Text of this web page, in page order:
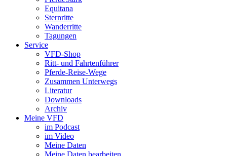
Equitana
Sternritte
Wanderritte
Tagungen
Service
VFD-Shop
Ritt- und Fahrtenführer
Pferde-Reise-Wege
Zusammen Unterwegs
Literatur
Downloads
Archiv
Meine VFD
im Podcast
im Video
Meine Daten
Meine Daten bearbeiten